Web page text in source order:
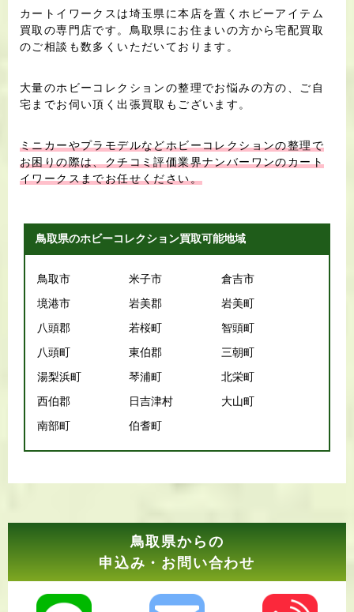
カートイワークスは埼玉県に本店を置くホビーアイテム
買取の専門店です。鳥取県にお住まいの方から宅配買取
のご相談も数多くいただいております。
大量のホビーコレクションの整理でお悩みの方の、ご自
宅までお伺い頂く出張買取もございます。
ミニカーやプラモデルなどホビーコレクションの整理で
お困りの際は、クチコミ評価業界ナンバーワンのカート
イワークスまでお任せください。
鳥取県のホビーコレクション買取可能地域
鳥取市 米子市
倉吉市
境港市
岩美郡
岩美町
八頭郡
若桜町
智頭町
八頭町
東伯郡
三朝町
湯梨浜町
琴浦町
北栄町
西伯郡
日吉津村
大山町
南部町
伯耆町
鳥取県からの
申込み・お問い合わせ